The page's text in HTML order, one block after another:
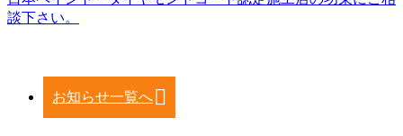
談下さい。
お知らせ一覧へ